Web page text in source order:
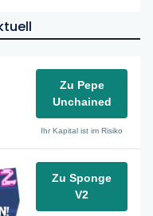
Zu Pepe
Unchained
Ihr Kapital ist im Risiko
Zu Sponge
V2